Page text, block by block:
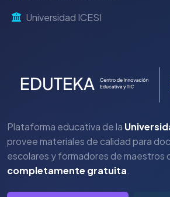
Universidad ICESI
Plataforma educativa de la
provee materiales de calidad para
escolares y formadores de maestros
completamente gratuita.